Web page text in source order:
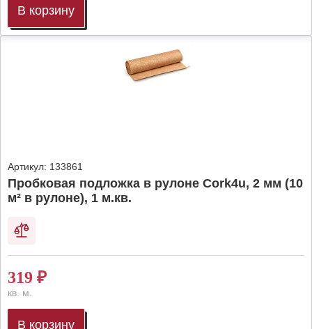
В корзину
Артикул: 133861
Пробковая подложка в рулоне Cork4u, 2 мм (10
м² в рулоне), 1 м.кв.
319 ₽
кв. м.
В корзину